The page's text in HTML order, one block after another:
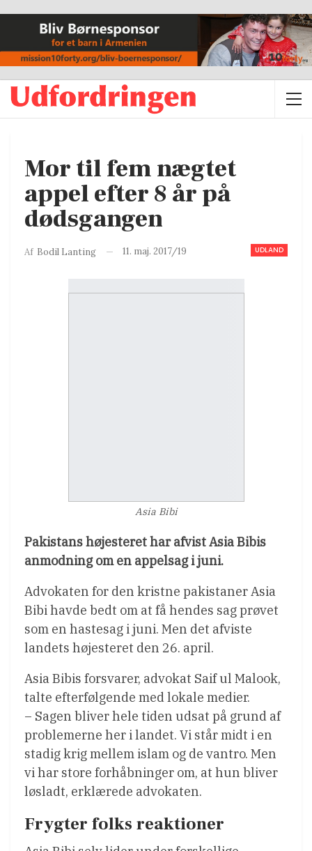
Mor til fem nægtet
appel efter 8 år på
dødsgangen
UDLAND
Af Bodil Lanting 11. maj. 2017/19
Asia Bibi
Pakistans højesteret har afvist Asia Bibis
anmodning om en appelsag i juni.
Advokaten for den kristne pakistaner Asia
Bibi havde bedt om at få hendes sag prøvet
som en hastesag i juni. Men det afviste
landets højesteret den 26. april.
Asia Bibis forsvarer, advokat Saif ul Malook,
talte efterfølgende med lokale medier.
– Sagen bliver hele tiden udsat på grund af
problemerne her i landet. Vi står midt i en
stadig krig mellem islam og de vantro. Men
vi har store forhåbninger om, at hun bliver
løsladt, erklærede advokaten.
Frygter folks reaktioner